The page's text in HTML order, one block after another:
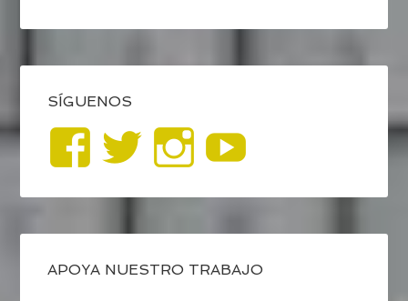
SÍGUENOS
Ver
perfil
de
blogrecursosep
Ver
perfil
de
recursosep
Ver
perfil
de
recursosep
APOYA NUESTRO TRABAJO